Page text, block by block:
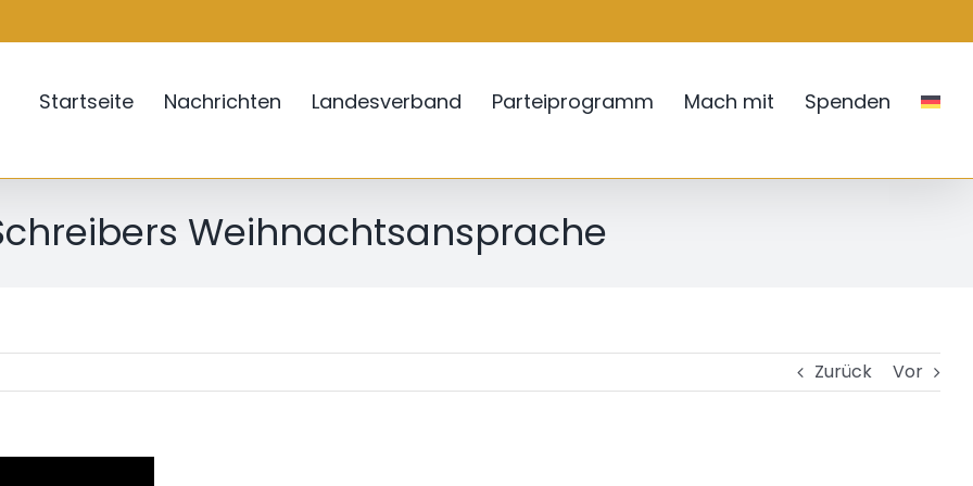
Startseite Nachrichten Landesverband Parteiprogramm Mach mit Spenden
Weihnachtsansprache
Zurück Vor